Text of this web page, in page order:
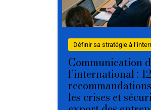
Définir sa stratégie à
Communication
l’international : 12
les crises et